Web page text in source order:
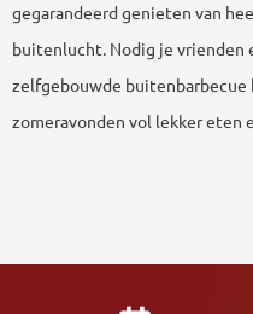
gegarandeerd genieten van
buitenlucht. Nodig je vrienden
zelfgebouwde
zomeravonden vol lekker eten